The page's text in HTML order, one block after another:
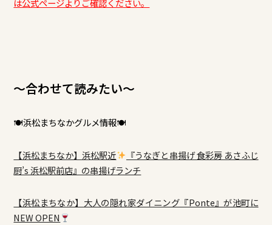
は公式ページよりご確認ください。
～合わせて読みたい～
🍽浜松まちなかグルメ情報🍽
【浜松まちなか】浜松駅近
『うなぎと串揚げ 食彩房 あさふじ
厨’s 浜松駅前店』の串揚げランチ
【浜松まちなか】大人の隠れ家ダイニング『Ponte』が池町に
NEW OPEN